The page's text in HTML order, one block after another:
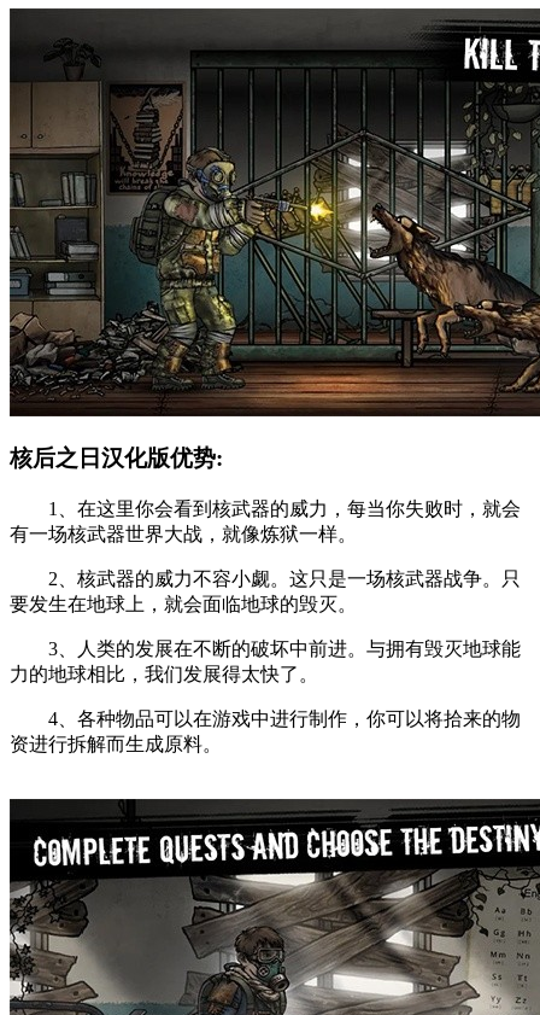
核后之日汉化版优势:
1、在这里你会看到核武器的威力，每当你失败时，就会
有一场核武器世界大战，就像炼狱一样。
2、核武器的威力不容小觑。这只是一场核武器战争。只
要发生在地球上，就会面临地球的毁灭。
3、人类的发展在不断的破坏中前进。与拥有毁灭地球能
力的地球相比，我们发展得太快了。
4、各种物品可以在游戏中进行制作，你可以将拾来的物
资进行拆解而生成原料。